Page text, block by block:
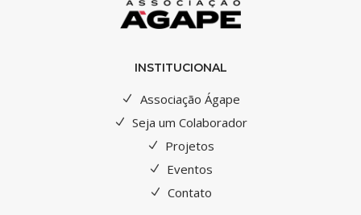
INSTITUCIONAL
Associação Ágape
Seja um Colaborador
Projetos
Eventos
Contato